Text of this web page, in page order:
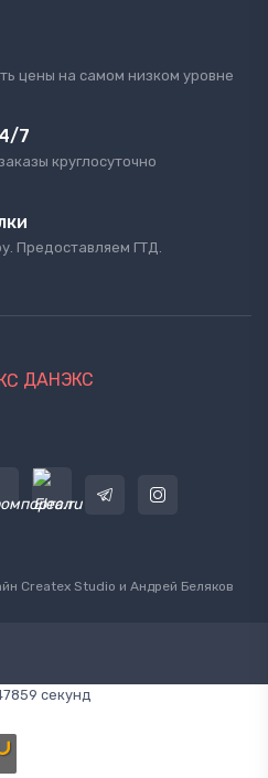
цены на самом низком уровне
7
круглосуточно
Предоставляем ГТД.
ДАНЭКС
Createx Studio и Андрей Беляков
секунд